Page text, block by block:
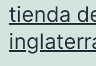
tienda